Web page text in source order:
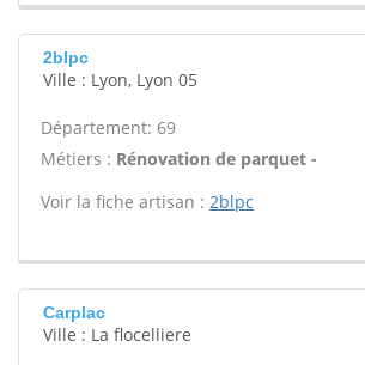
2blpc
Ville : Lyon, Lyon 05
Département: 69
Métiers : Rénovation de parquet -
Voir la fiche artisan : 2blpc
Carplac
Ville : La flocelliere